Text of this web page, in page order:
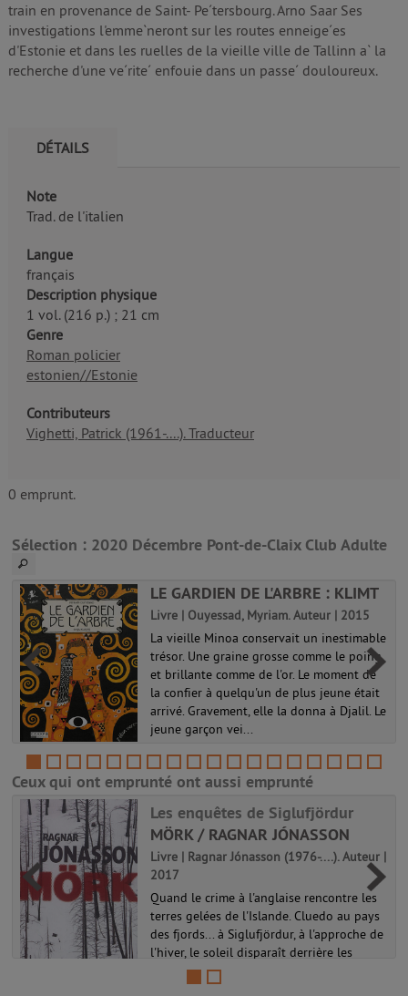
train en provenance de Saint- Pe´tersbourg. Arno Saar Ses
investigations l'emme`neront sur les routes enneige´es
d'Estonie et dans les ruelles de la vieille ville de Tallinn a` la
recherche d'une ve´rite´ enfouie dans un passe´ douloureux.
DÉTAILS
Note
Trad. de l'italien
Langue
français
Description physique
1 vol. (216 p.) ; 21 cm
Genre
Roman policier
estonien//Estonie
Contributeurs
Vighetti, Patrick (1961-....). Traducteur
0 emprunt.
Sélection : 2020 Décembre Pont-de-Claix Club Adulte
LE GARDIEN DE L'ARBRE : KLIMT
Livre | Ouyessad, Myriam. Auteur | 2015
La vieille Minoa conservait un inestimable
trésor. Une graine grosse comme le poing
et brillante comme de l'or. Le moment de
la confier à quelqu'un de plus jeune était
arrivé. Gravement, elle la donna à Djalil. Le
jeune garçon vei...
Ceux qui ont emprunté ont aussi emprunté
Les enquêtes de Siglufjördur
MÖRK / RAGNAR JÓNASSON
Livre | Ragnar Jónasson (1976-....). Auteur |
2017
Quand le crime à l'anglaise rencontre les
terres gelées de l'Islande. Cluedo au pays
des fjords... à Siglufjördur, à l'approche de
l'hiver, le soleil disparaît derrière les
montagnes pour ne réapparaître que deux
mois plus tard. C...